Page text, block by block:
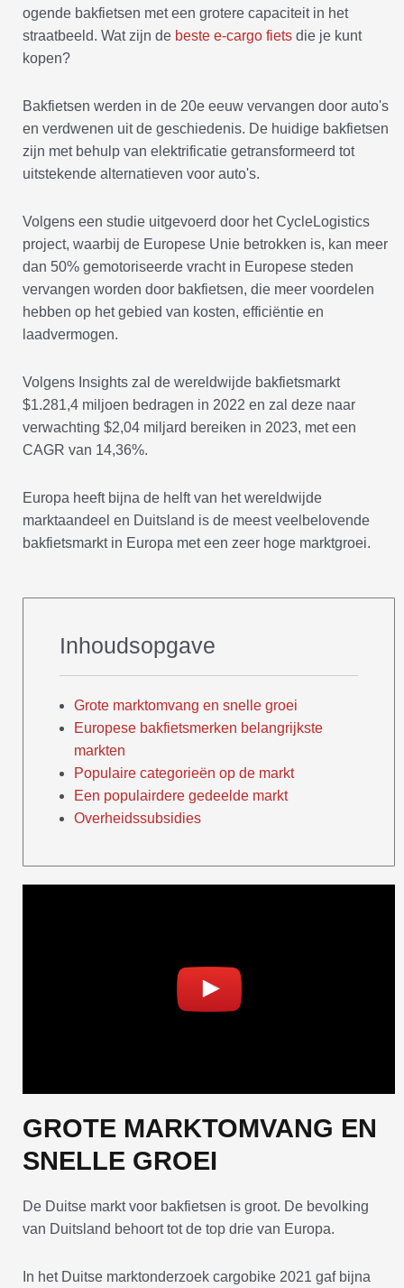
ogende bakfietsen met een grotere capaciteit in het
straatbeeld. Wat zijn de beste e-cargo fiets die je kunt
kopen?
Bakfietsen werden in de 20e eeuw vervangen door auto's
en verdwenen uit de geschiedenis. De huidige bakfietsen
zijn met behulp van elektrificatie getransformeerd tot
uitstekende alternatieven voor auto's.
Volgens een studie uitgevoerd door het CycleLogistics
project, waarbij de Europese Unie betrokken is, kan meer
dan 50% gemotoriseerde vracht in Europese steden
vervangen worden door bakfietsen, die meer voordelen
hebben op het gebied van kosten, efficiëntie en
laadvermogen.
Volgens Insights zal de wereldwijde bakfietsmarkt
$1.281,4 miljoen bedragen in 2022 en zal deze naar
verwachting $2,04 miljard bereiken in 2023, met een
CAGR van 14,36%.
Europa heeft bijna de helft van het wereldwijde
marktaandeel en Duitsland is de meest veelbelovende
bakfietsmarkt in Europa met een zeer hoge marktgroei.
Inhoudsopgave
Grote marktomvang en snelle groei
Europese bakfietsmerken belangrijkste
markten
Populaire categorieën op de markt
Een populairdere gedeelde markt
Overheidssubsidies
GROTE MARKTOMVANG EN
SNELLE GROEI
De Duitse markt voor bakfietsen is groot. De bevolking
van Duitsland behoort tot de top drie van Europa.
In het Duitse marktonderzoek cargobike 2021 gaf bijna